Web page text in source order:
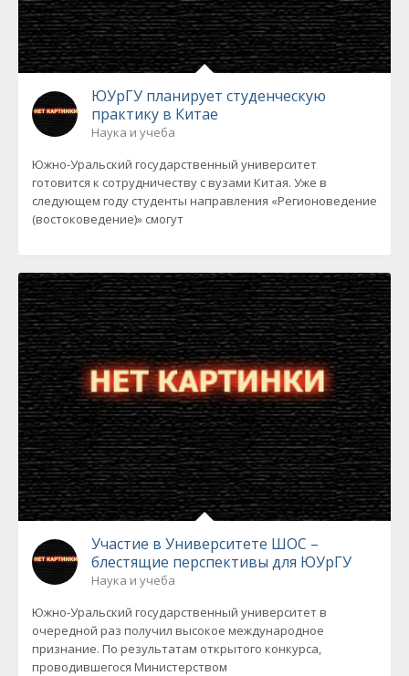
ЮУрГУ планирует студенческую
практику в Китае
Наука и учеба
Южно-Уральский государственный университет
готовится к сотрудничеству с вузами Китая. Уже в
следующем году студенты направления «Регионоведение
(востоковедение)» смогут
Участие в Университете ШОС –
блестящие перспективы для ЮУрГУ
Наука и учеба
Южно-Уральский государственный университет в
очередной раз получил высокое международное
признание. По результатам открытого конкурса,
проводившегося Министерством